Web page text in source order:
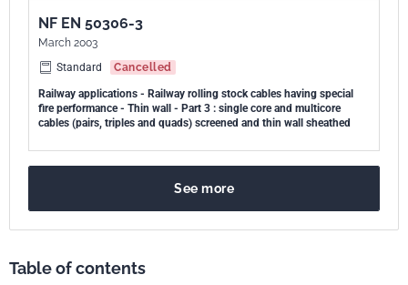
NF EN 50306-3
March 2003
Standard
Cancelled
Railway applications - Railway rolling stock cables having special
fire performance - Thin wall - Part 3 : single core and multicore
cables (pairs, triples and quads) screened and thin wall sheathed
See more
Table of contents